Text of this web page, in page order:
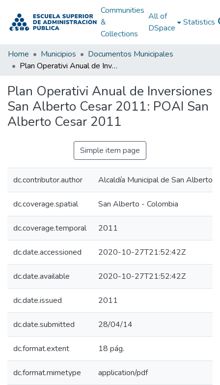
Communities
&
Collections
All of
DSpace
Statistics
Home Municipios
Documentos Municipales
Plan Operativi Anual de Inversiones San Alberto Cesar 2011: POAI San Alberto Cesar 2011
Plan Operativi Anual de Inversiones
San Alberto Cesar 2011: POAI San
Alberto Cesar 2011
Simple item page
dc.contributor.author Alcaldía Municipal de San Alberto
dc.coverage.spatial San Alberto - Colombia
dc.coverage.temporal 2011
dc.date.accessioned 2020-10-27T21:52:42Z
dc.date.available 2020-10-27T21:52:42Z
dc.date.issued 2011
dc.date.submitted 28/04/14
dc.format.extent 18 pág.
dc.format.mimetype application/pdf